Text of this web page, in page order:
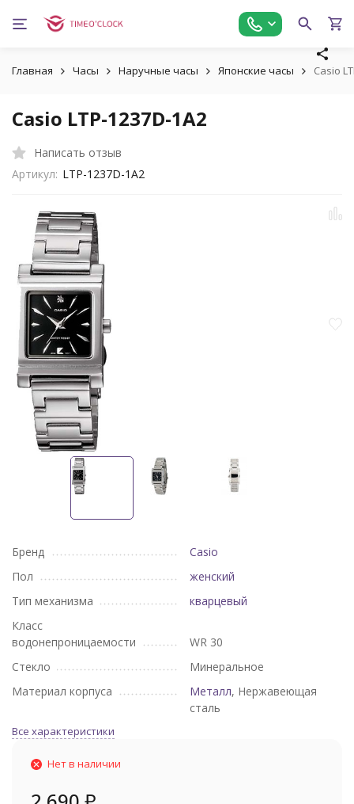
Главная Часы Наручные часы Японские часы Casio
Casio LTP-1237D-1A2
Написать отзыв
Артикул: LTP-1237D-1A2
Бренд
Casio
Пол
женский
Тип механизма
кварцевый
Класс
водонепроницаемости
WR 30
Стекло
Минеральное
Материал корпуса
Металл, Нержавеющая
сталь
Все характеристики
Нет в наличии